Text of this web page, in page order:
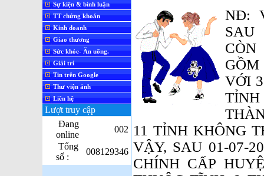
Sự kiện & bình luận
TT chứng khoán
Kinh doanh
Giao thương
Sức khỏe- Ăn uống.
Giải trí
Tin trên Google
Thư viện ảnh
Liên hệ
Lượt truy cập
Đang
online
002
Tổng
số :
008129346
NĐ:
SAU
VỚI
11 TỈNH KHÔNG
VẬY, SAU 01-07-
CHÍNH CẤP